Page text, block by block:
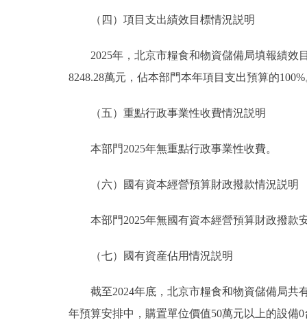
（四）項目支出績效目標情況説明
2025年，北京市糧食和物資儲備局填報績效目
8248.28萬元，佔本部門本年項目支出預算的
（五）重點行政事業性收費情況説明
本部門2025年無重點行政事業性收費。
（六）國有資本經營預算財政撥款情況説明
本部門2025年無國有資本經營預算財政撥款
（七）國有資産佔用情況説明
截至2024年底，北京市糧食和物資儲備局共有
年預算安排中，購置單位價值50萬元以上的設備